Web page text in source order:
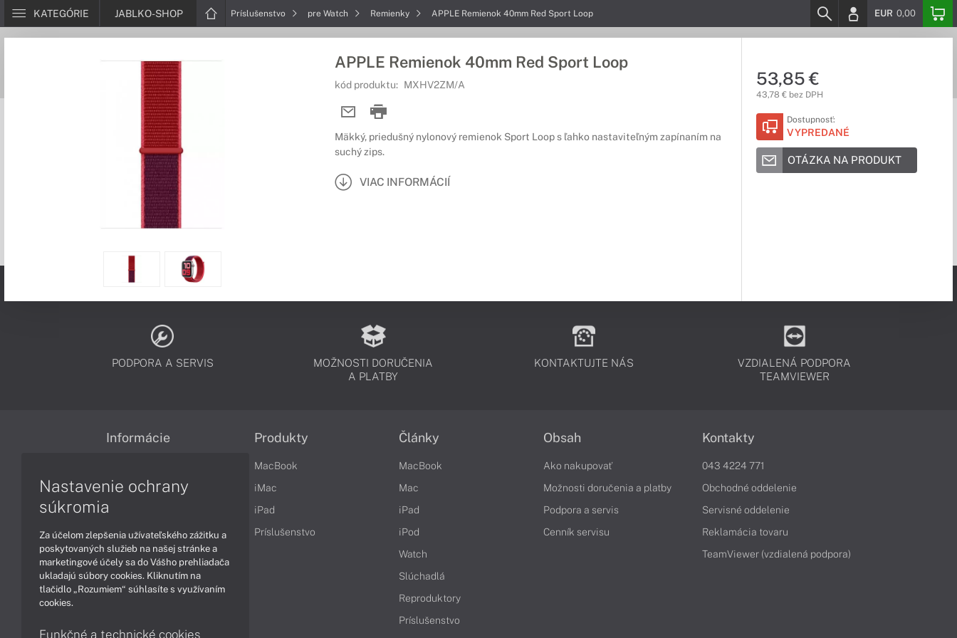
KATEGÓRIE JABLKO-SHOP Príslušenstvo pre Watch Remienky APPLE Remienok 40mm Red Sport Loop EUR 0,00
APPLE Remienok 40mm Red Sport Loop
kód produktu: MXHV2ZM/A
Mäkký, priedušný nylonový remienok Sport Loop s ľahko nastaviteľným zapínaním na
suchý zips.
VIAC INFORMÁCIÍ
53,85 €
43,78 € bez DPH
Dostupnosť:
VYPREDANÉ
OTÁZKA NA PRODUKT
PODPORA A SERVIS
MOŽNOSTI DORUČENIA
A PLATBY
KONTAKTUJTE NÁS
VZDIALENÁ PODPORA
TEAMVIEWER
Informácie
Reklamačné podmienky
Ochrana osobných údajov
Vrátenie tovaru
Vyhlásenie o prístupnosti
Cookies
Produkty
MacBook
iMac
iPad
Príslušenstvo
Články
MacBook
Mac
iPad
iPod
Watch
Slúchadlá
Reproduktory
Príslušenstvo
Obsah
Ako nakupovať
Možnosti doručenia a platby
Podpora a servis
Cenník servisu
Kontakty
043 4224 771
Obchodné oddelenie
Servisné oddelenie
Reklamácia tovaru
TeamViewer (vzdialená podpora)
Nastavenie ochrany
súkromia
Za účelom zlepšenia užívateľského zážitku a
poskytovaných služieb na našej stránke a
marketingové účely sa do Vášho prehliadača
ukladajú súbory cookies. Kliknutím na
tlačidlo „Rozumiem“ súhlasíte s využívaním
cookies.
Funkčné a technické cookies